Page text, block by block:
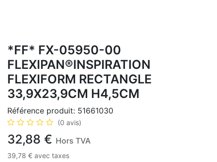
*FF* FX-05950-00
FLEXIPAN®INSPIRATION
FLEXIFORM RECTANGLE
33,9X23,9CM H4,5CM
Référence produit: 51661030
(0 avis)
32,88 € Hors TVA
39,78 € avec taxes